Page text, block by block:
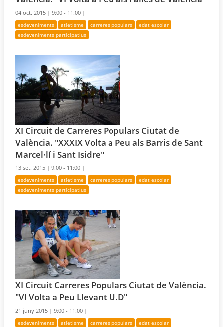
04 oct. 2015 |9:00 - 11:00 |
esdeveniments atletisme carreres populars
edat escolar
esdeveniments participatius
XI Circuit de Carreres Populars Ciutat de
València. "XXXIX Volta a Peu als Barris de Sant
Marcel·lí i Sant Isidre"
13 set. 2015 |9:00 - 11:00 |
esdeveniments atletisme carreres populars
edat escolar
esdeveniments participatius
XI Circuit Carreres Populars Ciutat de València.
"VI Volta a Peu Llevant U.D"
21 juny 2015 |9:00 - 11:00 |
esdeveniments atletisme carreres populars
edat escolar